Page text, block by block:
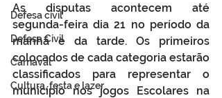
Defesa cívil
Defesa Civil
Carnaval
Cultura, festa e lazer
As disputas acontecem até
segunda-feira dia 21 no período da
manhã e da tarde. Os primeiros
colocados de cada categoria estarão
classificados para representar o
município nos jogos Escolares na